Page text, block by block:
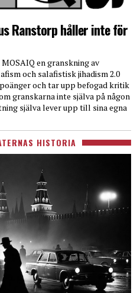
Ranstorp håller inte för
MOSAIQ en granskning av
och salafistisk jihadism 2.0
och tar upp befogad kritik
granskarna inte själva på någon
själva lever upp till sina egna
HISTORIA